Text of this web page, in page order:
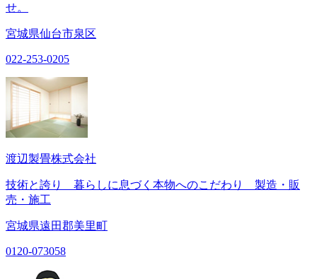
せ。
宮城県仙台市泉区
022-253-0205
渡辺製畳株式会社
技術と誇り 暮らしに息づく本物へのこだわり 製造・販
売・施工
宮城県遠田郡美里町
0120-073058